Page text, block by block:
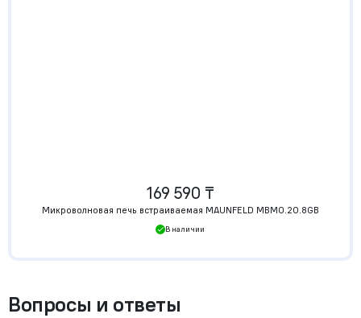
Вопросы и ответы
169 590 ₸
Микроволновая печь встраиваемая MAUNFELD MBMO.20.8GB
В наличии